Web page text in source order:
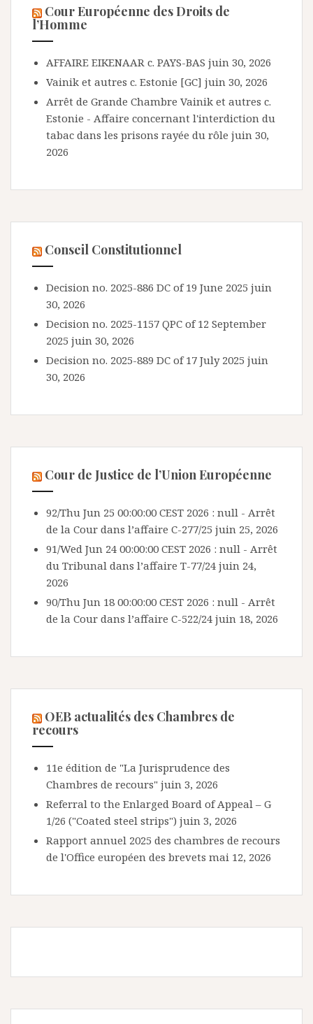
Cour Européenne des Droits de
l’Homme
AFFAIRE EIKENAAR c. PAYS-BAS juin 30, 2026
Vainik et autres c. Estonie [GC] juin 30, 2026
Arrêt de Grande Chambre Vainik et autres c.
Estonie - Affaire concernant l'interdiction du
tabac dans les prisons rayée du rôle juin 30,
2026
Conseil Constitutionnel
Decision no. 2025-886 DC of 19 June 2025 juin
30, 2026
Decision no. 2025-1157 QPC of 12 September
2025 juin 30, 2026
Decision no. 2025-889 DC of 17 July 2025 juin
30, 2026
Cour de Justice de l’Union Européenne
92/Thu Jun 25 00:00:00 CEST 2026 : null - Arrêt
de la Cour dans l’affaire C-277/25 juin 25, 2026
91/Wed Jun 24 00:00:00 CEST 2026 : null - Arrêt
du Tribunal dans l’affaire T-77/24 juin 24,
2026
90/Thu Jun 18 00:00:00 CEST 2026 : null - Arrêt
de la Cour dans l’affaire C-522/24 juin 18, 2026
OEB actualités des Chambres de
recours
11e édition de "La Jurisprudence des
Chambres de recours" juin 3, 2026
Referral to the Enlarged Board of Appeal – G
1/26 ("Coated steel strips") juin 3, 2026
Rapport annuel 2025 des chambres de recours
de l'Office européen des brevets mai 12, 2026